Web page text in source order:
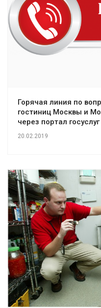
Горячая линия по
гостиниц Москвы и
через портал госуслуг
20.02.2019